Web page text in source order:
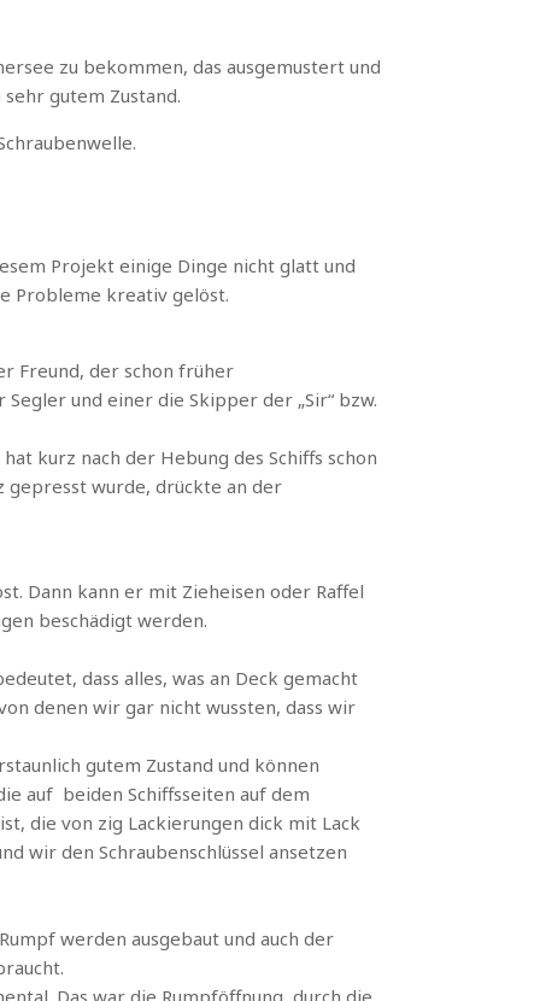
zu bekommen, das ausgemustert und
gutem Zustand.
Projekt einige Dinge nicht glatt und
Probleme kreativ gelöst.
Freund, der schon früher
und einer die Skipper der „Sir“ bzw.
kurz nach der Hebung des Schiffs schon
gepresst wurde, drückte an der
Dann kann er mit Zieheisen oder Raffel
beschädigt werden.
dass alles, was an Deck gemacht
denen wir gar nicht wussten, dass wir
gutem Zustand und können
auf beiden Schiffsseiten auf dem
die von zig Lackierungen dick mit Lack
wir den Schraubenschlüssel ansetzen
werden ausgebaut und auch der
Das war die Rumpföffnung, durch die